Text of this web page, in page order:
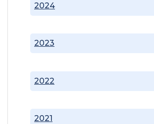
2021
2022
2023
2024